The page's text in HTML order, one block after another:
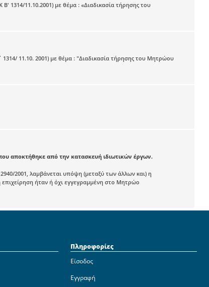
11.10.2001) με θέμα : «Διαδικασία τήρησης του
11.10. 2001) με θέμα : "Διαδικασία τήρησης του Μητρώου
αποκτήθηκε από την κατασκευή ιδιωτικών έργων.
2001, λαμβάνεται υπόψη (μεταξύ των άλλων και) η
ήταν ή όχι εγγεγραμμένη στο Μητρώο
Πληροφορίες
Είσοδος
Εγγραφή